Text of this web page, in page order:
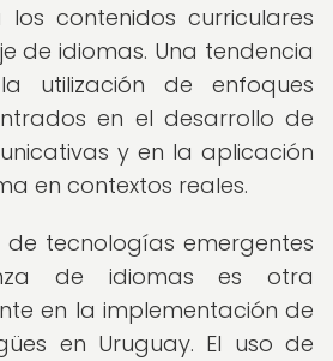
contenidos curriculares
de idiomas. Una tendencia
utilización de enfoques
en el desarrollo de
y en la aplicación
en contextos reales.
de tecnologías emergentes
de idiomas es otra
en la implementación de
en Uruguay. El uso de